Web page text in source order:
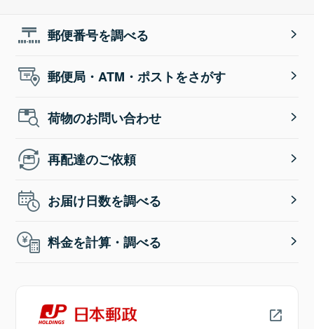
郵便番号を調べる
郵便局・ATM・ポストをさがす
荷物のお問い合わせ
再配達のご依頼
お届け日数を調べる
料金を計算・調べる